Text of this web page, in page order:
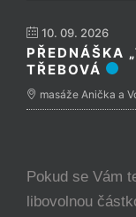
10. 09. 2026
PŘEDNÁŠKA
TŘEBOVÁ
masáže Anička a
Pokud se Vám
libovolnou